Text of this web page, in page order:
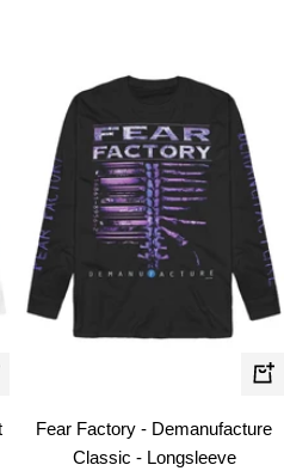
Fear Factory - Demanufacture
Classic - Longsleeve